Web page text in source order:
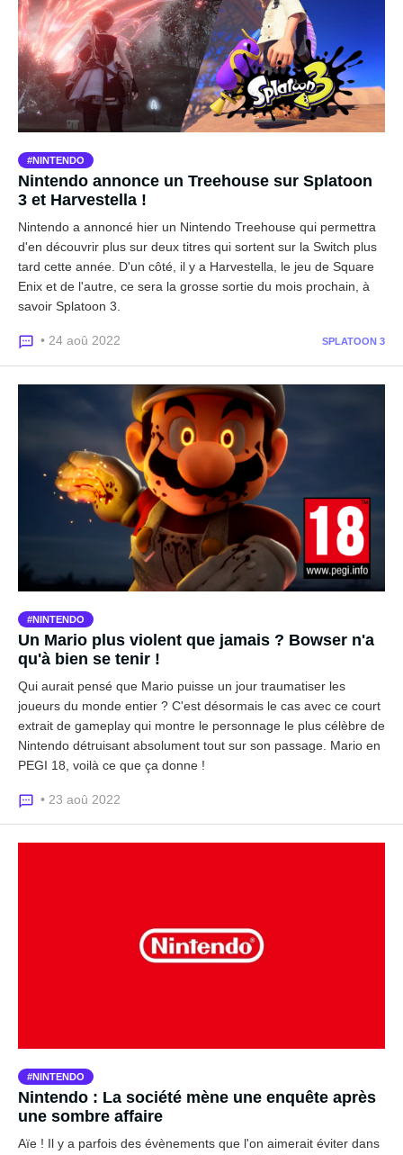
NINTENDO
Nintendo annonce un Treehouse sur Splatoon
3 et Harvestella !
Nintendo a annoncé hier un Nintendo Treehouse qui permettra
d'en découvrir plus sur deux titres qui sortent sur la Switch plus
tard cette année. D'un côté, il y a Harvestella, le jeu de Square
Enix et de l'autre, ce sera la grosse sortie du mois prochain, à
savoir Splatoon 3.
• 24 aoû 2022 SPLATOON 3
NINTENDO
Un Mario plus violent que jamais ? Bowser n'a
qu'à bien se tenir !
Qui aurait pensé que Mario puisse un jour traumatiser les
joueurs du monde entier ? C'est désormais le cas avec ce court
extrait de gameplay qui montre le personnage le plus célèbre de
Nintendo détruisant absolument tout sur son passage. Mario en
PEGI 18, voilà ce que ça donne !
• 23 aoû 2022
NINTENDO
Nintendo : La société mène une enquête après
une sombre affaire
Aïe ! Il y a parfois des évènements que l'on aimerait éviter dans